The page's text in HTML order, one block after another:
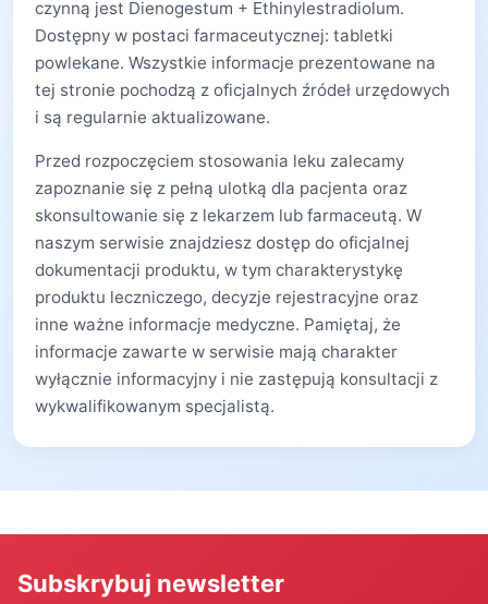
czynną jest Dienogestum + Ethinylestradiolum.
Dostępny w postaci farmaceutycznej: tabletki
powlekane. Wszystkie informacje prezentowane na
tej stronie pochodzą z oficjalnych źródeł urzędowych
i są regularnie aktualizowane.
Przed rozpoczęciem stosowania leku zalecamy
zapoznanie się z pełną ulotką dla pacjenta oraz
skonsultowanie się z lekarzem lub farmaceutą. W
naszym serwisie znajdziesz dostęp do oficjalnej
dokumentacji produktu, w tym charakterystykę
produktu leczniczego, decyzje rejestracyjne oraz
inne ważne informacje medyczne. Pamiętaj, że
informacje zawarte w serwisie mają charakter
wyłącznie informacyjny i nie zastępują konsultacji z
wykwalifikowanym specjalistą.
Subskrybuj newsletter